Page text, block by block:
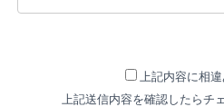
上記内容に相
上記送信内容を確認したらチ